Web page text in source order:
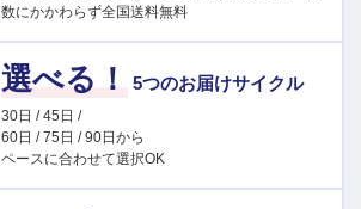
数にかかわらず全国送料無料
選べる！ 5つのお届けサイクル
30日 / 45日 /
60日 / 75日 / 90日から
ペースに合わせて選択OK